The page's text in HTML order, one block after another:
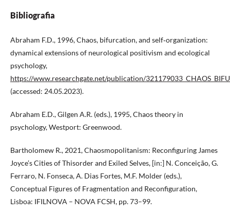
Bibliografia
Abraham F.D., 1996, Chaos, bifurcation, and self‑organization:
dynamical extensions of neurological positivism and ecological
psychology,
https://www.researchgate.net/publication/
(accessed: 24.05.2023).
Abraham E.D., Gilgen A.R. (eds.), 1995, Chaos theory in
psychology, Westport: Greenwood.
Bartholomew R., 2021, Chaosmopolitanism: Reconfiguring James
Joyce’s Cities of Thisorder and Exiled Selves, [in:] N. Conceição, G.
Ferraro, N. Fonseca, A. Dias Fortes, M.F. Molder (eds.),
Conceptual Figures of Fragmentation and Reconfiguration,
Lisboa: IFILNOVA – NOVA FCSH, pp. 73–99.